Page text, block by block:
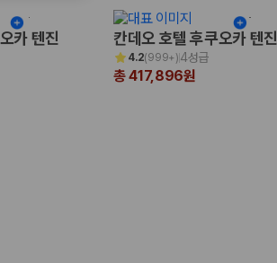
카 텐진 칸데오 호텔 후쿠오카 텐진
4.2(999+)4성급
총 417,896원